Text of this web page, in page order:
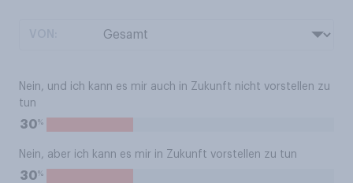
Nein, und ich kann es mir auch in Zukunft nicht vorstellen zu
tun
30%
Nein, aber ich kann es mir in Zukunft vorstellen zu tun
30%